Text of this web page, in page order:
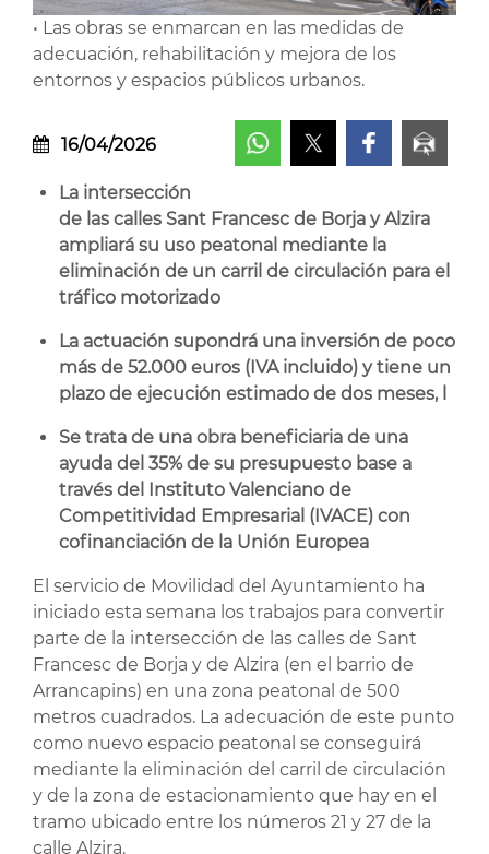
• Las obras se enmarcan en las medidas de
adecuación, rehabilitación y mejora de los
entornos y espacios públicos urbanos.
16/04/2026
La intersección
de las calles Sant Francesc de Borja y Alzira
ampliará su uso peatonal mediante la
eliminación de un carril de circulación para el
tráfico motorizado
La actuación supondrá una inversión de poco
más de 52.000 euros (IVA incluido) y tiene un
plazo de ejecución estimado de dos meses, l
Se trata de una obra beneficiaria de una
ayuda del 35% de su presupuesto base a
través del Instituto Valenciano de
Competitividad Empresarial (IVACE) con
cofinanciación de la Unión Europea
El servicio de Movilidad del Ayuntamiento ha
iniciado esta semana los trabajos para convertir
parte de la intersección de las calles de Sant
Francesc de Borja y de Alzira (en el barrio de
Arrancapins) en una zona peatonal de 500
metros cuadrados. La adecuación de este punto
como nuevo espacio peatonal se conseguirá
mediante la eliminación del carril de circulación
y de la zona de estacionamiento que hay en el
tramo ubicado entre los números 21 y 27 de la
calle Alzira.